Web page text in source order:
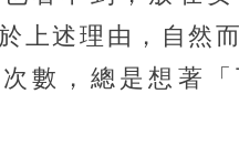
上述理由，自然
數，總是想著